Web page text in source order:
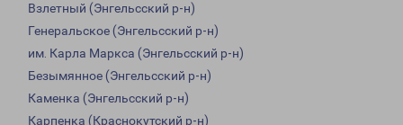
Взлетный (Энгельсский р-н)
Генеральское (Энгельсский р-н)
им. Карла Маркса (Энгельсский р-н)
Безымянное (Энгельсский р-н)
Каменка (Энгельсский р-н)
Карпенка (Краснокутский р-н)